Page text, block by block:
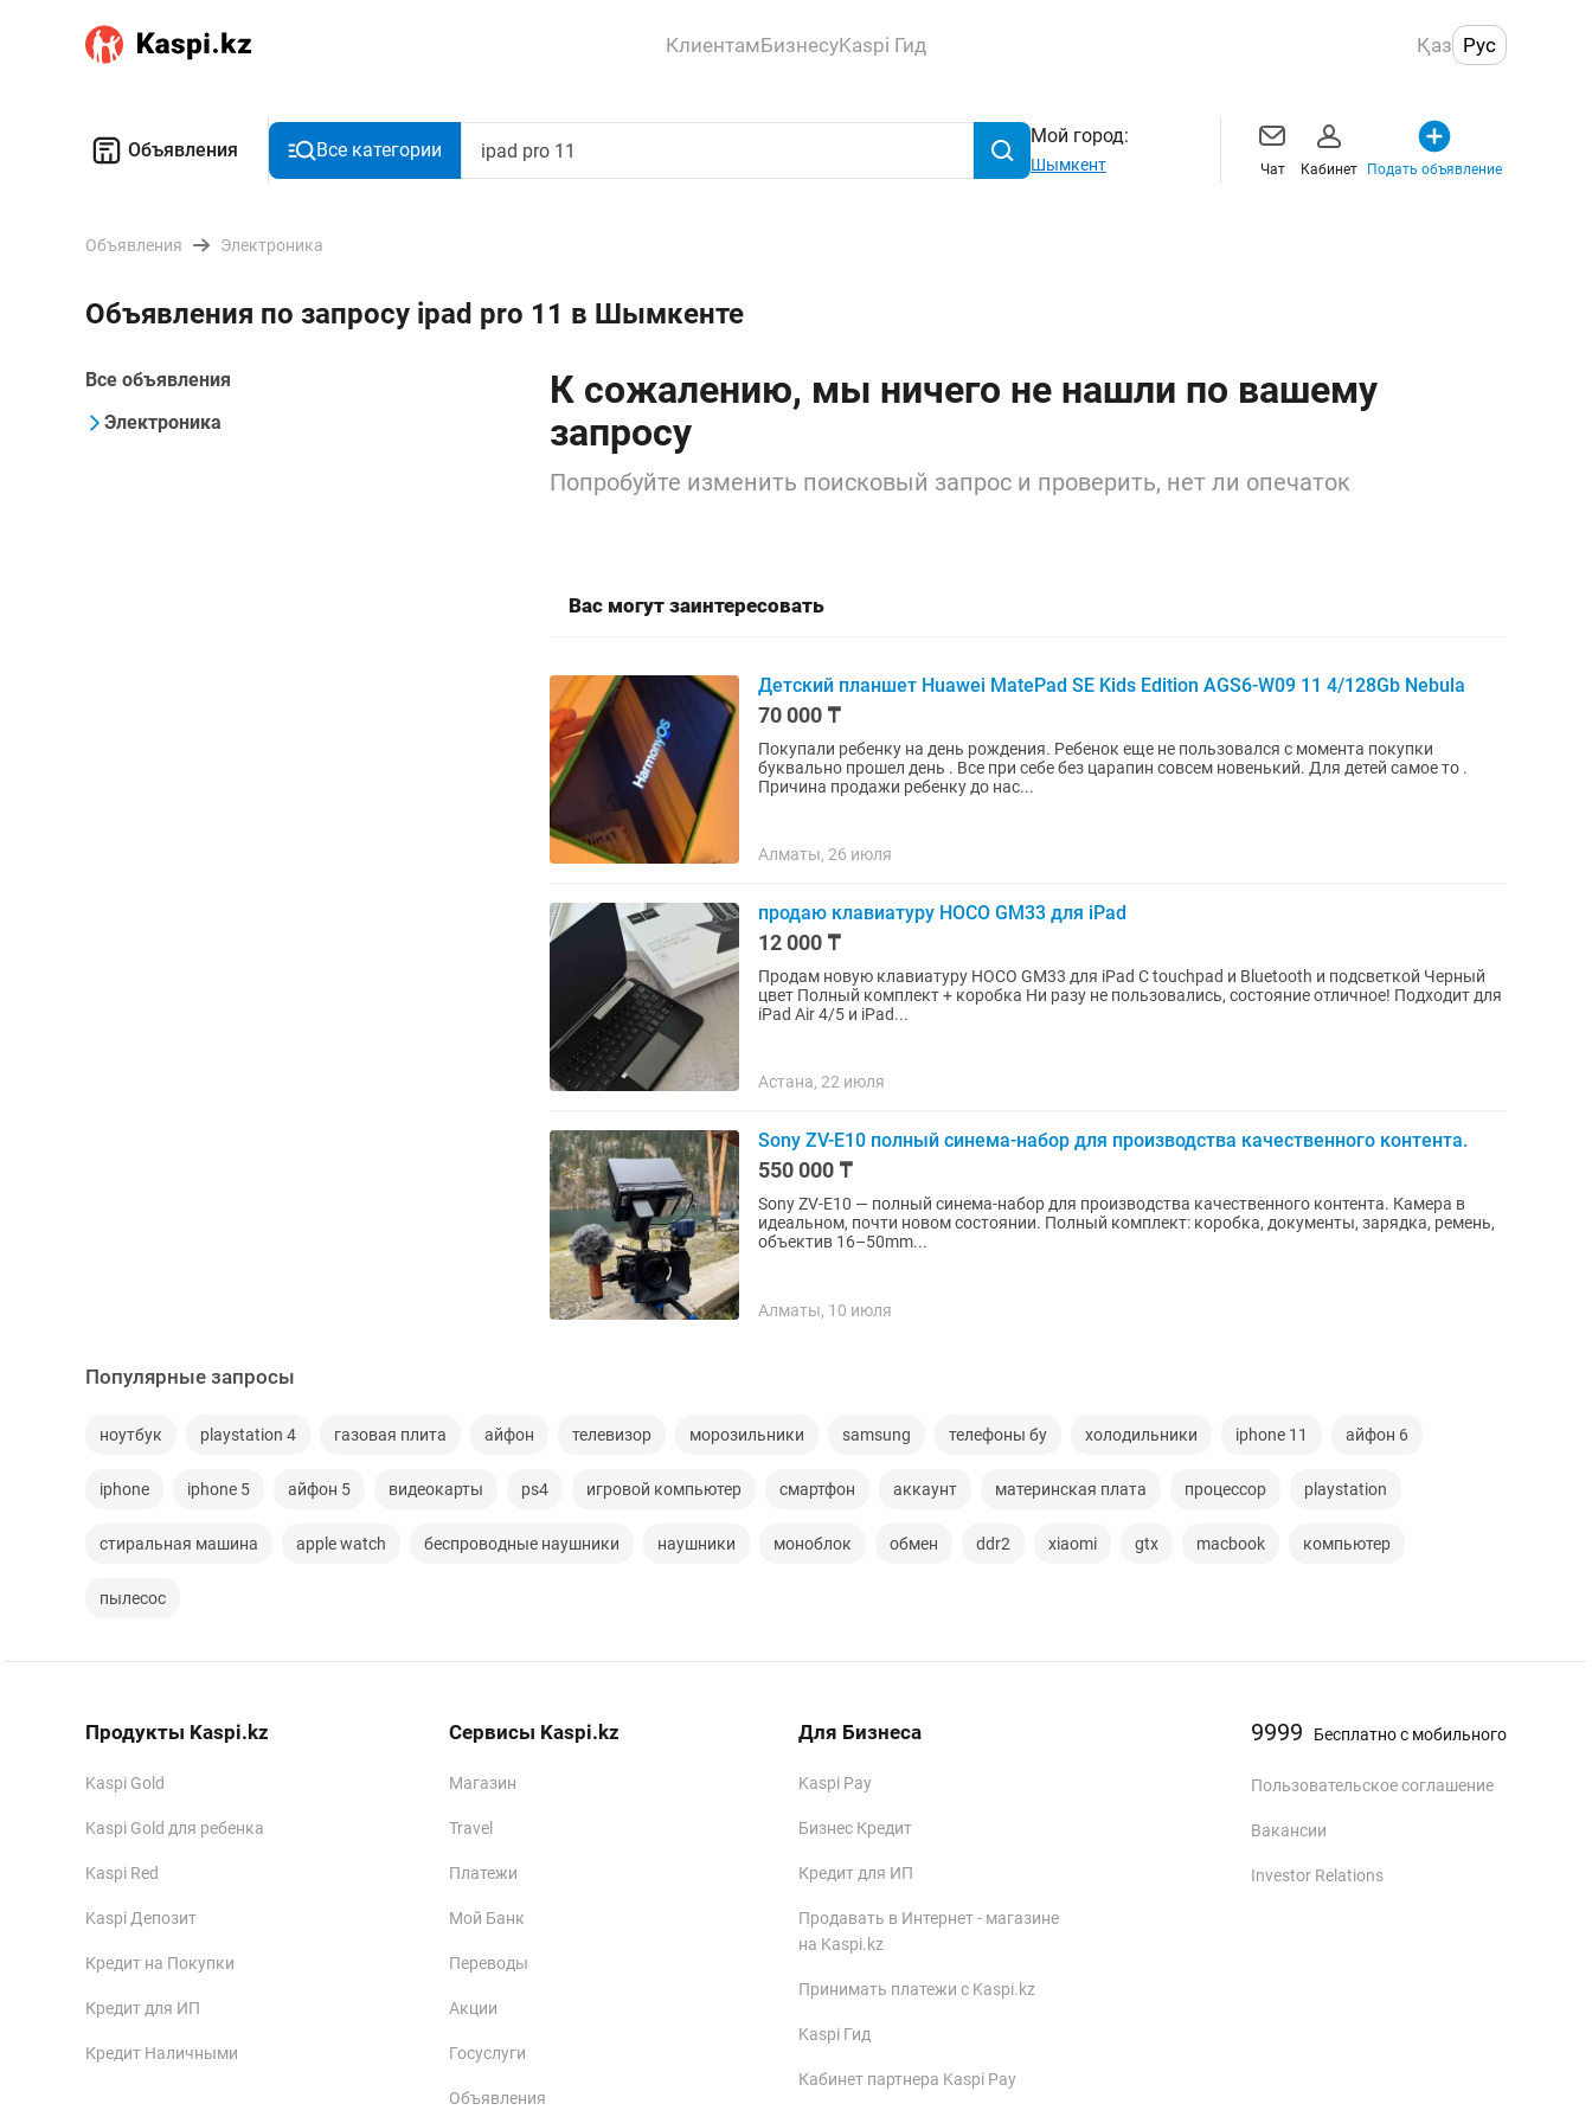
КлиентамБизнесуKaspi Гид Қаз Рус
Объявления Все категории
Мой город:
Шымкент Чат Кабинет Подать объявление
Объявления Электроника
Объявления по запросу ipad pro 11 в Шымкенте
Все объявления
Электроника
К сожалению, мы ничего не нашли по вашему
запросу
Попробуйте изменить поисковый запрос и проверить, нет ли опечаток
Вас могут заинтересовать
Детский планшет Huawei MatePad SE Kids Edition AGS6-W09 11 4/128Gb Nebula
70 000 ₸
Покупали ребенку на день рождения. Ребенок еще не пользовался с момента покупки
буквально прошел день . Все при себе без царапин совсем новенький. Для детей самое то .
Причина продажи ребенку до нас...
Алматы, 26 июля
продаю клавиатуру HOCO GM33 для iPad
12 000 ₸
Продам новую клавиатуру HOCO GM33 для iPad С touchpad и Bluetooth и подсветкой Черный
цвет Полный комплект + коробка Ни разу не пользовались, состояние отличное! Подходит для
iPad Air 4/5 и iPad...
Астана, 22 июля
Sony ZV-E10 полный синема-набор для производства качественного контента.
550 000 ₸
Sony ZV-E10 — полный синема-набор для производства качественного контента. Камера в
идеальном, почти новом состоянии. Полный комплект: коробка, документы, зарядка, ремень,
объектив 16–50mm...
Алматы, 10 июля
Популярные запросы
ноутбук playstation 4 газовая плита айфон телевизор морозильники samsung телефоны бу холодильники iphone 11 айфон 6
iphone iphone 5 айфон 5 видеокарты ps4 игровой компьютер смартфон аккаунт материнская плата процессор playstation
стиральная машина apple watch беспроводные наушники наушники моноблок обмен ddr2 xiaomi gtx macbook компьютер
пылесос
Продукты Kaspi.kz
Kaspi Gold
Kaspi Gold для ребенка
Kaspi Red
Kaspi Депозит
Кредит на Покупки
Кредит для ИП
Кредит Наличными
Сервисы Kaspi.kz
Магазин
Travel
Платежи
Мой Банк
Переводы
Акции
Госуслуги
Объявления
Для Бизнеса
Kaspi Pay
Бизнес Кредит
Кредит для ИП
Продавать в Интернет - магазине
на Kaspi.kz
Принимать платежи с Kaspi.kz
Kaspi Гид
Кабинет партнера Kaspi Pay
9999 Бесплатно с мобильного
Пользовательское соглашение
Вакансии
Investor Relations